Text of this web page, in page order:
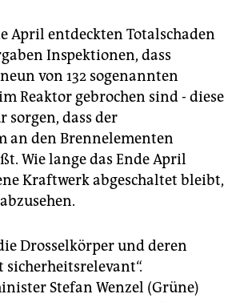
April entdeckten Totalschaden
Inspektionen, dass
von 132 sogenannten
Reaktor gebrochen sind - diese
sorgen, dass der
an den Brennelementen
Wie lange das Ende April
Kraftwerk abgeschaltet bleibt,
Drosselkörper und deren
sicherheitsrelevant“.
Stefan Wenzel (Grüne)